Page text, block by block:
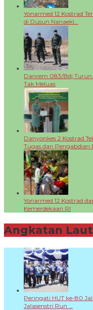
Yonarmed 12 Kostrad
di Dusun Nanaekl…
Danrem 083/Bdj
Tak Meluas
Danyonkes 2 Kostrad
Tugas dan Pengabdian
Yonarmed 12 Kostrad
Kemerdekaan RI
Angkatan Laut
Peringati HUT ke-80
Jalasenstri Run …